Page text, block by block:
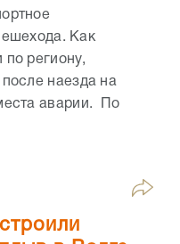
Как
региону,
наезда на
аварии. По